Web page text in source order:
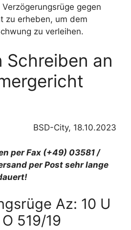
gegen
zu erheben, um dem
zu verleihen.
Schreiben an
BSD-City, 18.10.2023
per Fax (+49) 03581 /
per Post sehr lange
Az: 10 U
519/19